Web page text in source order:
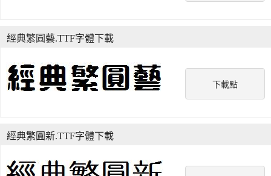
下載點
經典繁圓藝.TTF字體下載
經典繁圓新.TTF字體下載